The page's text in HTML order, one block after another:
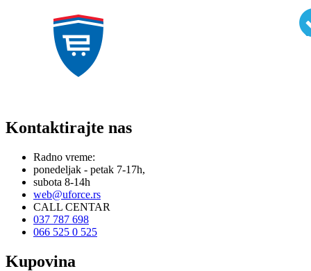
Kontaktirajte nas
Radno vreme:
ponedeljak - petak 7-17h,
subota 8-14h
web@uforce.rs
CALL CENTAR
037 787 698
066 525 0 525
Kupovina